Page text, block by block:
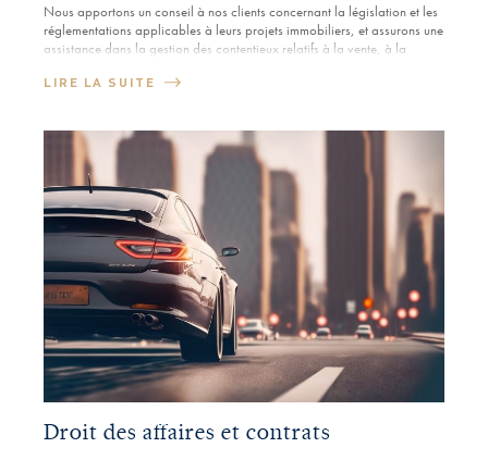
Nous apportons un conseil à nos clients concernant la législation et les
réglementations applicables à leurs projets immobiliers, et assurons une
assistance dans la gestion des contentieux relatifs à la vente, à la
LIRE LA SUITE
Droit des affaires et contrats